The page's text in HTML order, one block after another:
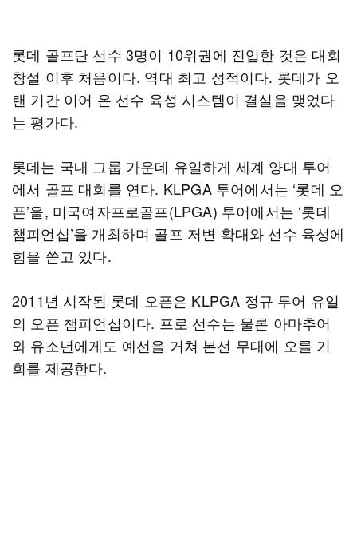
롯데 골프단 선수 3명이 10위권에 진입한 것은 대회
창설 이후 처음이다. 역대 최고 성적이다. 롯데가 오
랜 기간 이어 온 선수 육성 시스템이 결실을 맺었다
는 평가다.
롯데는 국내 그룹 가운데 유일하게 세계 양대 투어
에서 골프 대회를 연다. KLPGA 투어에서는 ‘롯데 오
픈’을, 미국여자프로골프(LPGA) 투어에서는 ‘롯데
챔피언십’을 개최하며 골프 저변 확대와 선수 육성에
힘을 쏟고 있다.
2011년 시작된 롯데 오픈은 KLPGA 정규 투어 유일
의 오픈 챔피언십이다. 프로 선수는 물론 아마추어
와 유소년에게도 예선을 거쳐 본선 무대에 오를 기
회를 제공한다.